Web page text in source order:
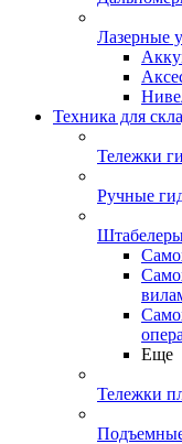
Лазерные
Техника для
Тележки
Ручные
Еще
Тележки